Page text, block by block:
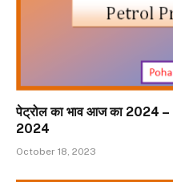
पेट्रोल का भाव आज का 2024
2024
October 18, 2023